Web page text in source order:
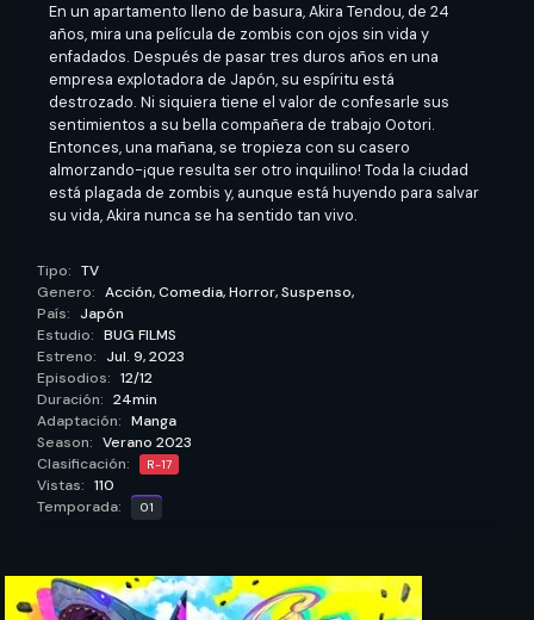
En un apartamento lleno de basura, Akira Tendou, de 24
años, mira una película de zombis con ojos sin vida y
enfadados. Después de pasar tres duros años en una
empresa explotadora de Japón, su espíritu está
destrozado. Ni siquiera tiene el valor de confesarle sus
sentimientos a su bella compañera de trabajo Ootori.
Entonces, una mañana, se tropieza con su casero
almorzando-¡que resulta ser otro inquilino! Toda la ciudad
está plagada de zombis y, aunque está huyendo para salvar
su vida, Akira nunca se ha sentido tan vivo.
Tipo: TV
Genero: Acción,Comedia,Horror,Suspenso,
País:
Japón
Estudio: BUG FILMS
Estreno:
Jul. 9, 2023
Episodios: 12/12
Duración: 24min
Adaptación: Manga
Season: Verano 2023
Clasificación:
R-17
Vistas: 110
Temporada:
01